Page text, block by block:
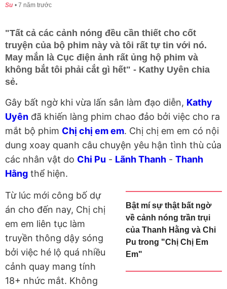
Su 7 năm trước
"Tất cả các cảnh nóng đều cần thiết cho cốt
truyện của bộ phim này và tôi rất tự tin với nó.
May mắn là Cục điện ảnh rất ủng hộ phim và
không bắt tôi phải cắt gì hết" - Kathy Uyên chia
sẻ.
Gây bất ngờ khi vừa lấn sân làm đạo diễn, Kathy
Uyên đã khiến làng phim chao đảo bởi việc cho ra
mắt bộ phim Chị chị em em. Chị chị em em có nội
dung xoay quanh câu chuyện yêu hận tình thù của
các nhân vật do Chi Pu - Lãnh Thanh - Thanh
Hằng thể hiện.
Bật mí sự thật bất ngờ
về cảnh nóng trần trụi
của Thanh Hằng và Chi
Pu trong "Chị Chị Em
Em"
Từ lúc mới công bố dự
án cho đến nay, Chị chị
em em liên tục làm
truyền thông dậy sóng
bởi việc hé lộ quá nhiều
cảnh quay mang tính
18+ nhức mắt. Không